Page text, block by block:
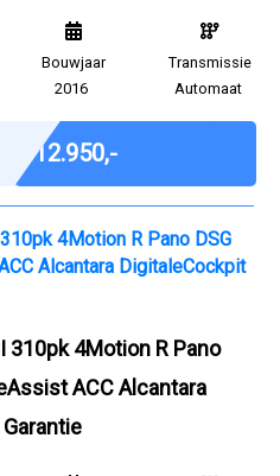
Bouwjaar
2016
Transmissie
Automaat
€ 12.950,-
310pk 4Motion R Pano
ACC Alcantara